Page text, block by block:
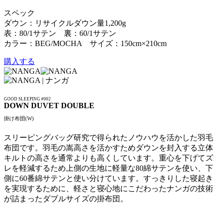
スペック
ダウン：リサイクルダウン量1,200g
表：80/1サテン 裏：60/1サテン
カラー：BEG/MOCHA サイズ：150cm×210cm
購入する
GOOD SLEEPING #002
DOWN DUVET DOUBLE
掛け布団(W)
スリーピングバッグ研究で得られたノウハウを活かした羽毛
布団です。羽毛の嵩高さを活かすためダウンを封入する立体
キルトの高さを通常よりも高くしています。重心を下げてズ
レを軽減するため上側の生地に軽量な80綿サテンを使い、下
側に60番綿サテンと使い分けています。すっきりした寝起き
を実現するために、軽さと寝心地にこだわったナンガの技術
が詰まったダブルサイズの掛布団。